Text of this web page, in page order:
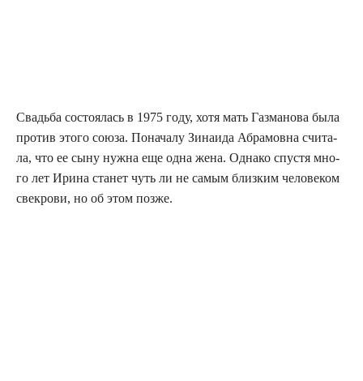
Сва­дьба состо­я­лась в 1975 году, хотя мать Газ­ма­но­ва была
про­тив это­го сою­за. Пона­ча­лу Зина­и­да Абра­мов­на счи­та­
ла, что ее сыну нуж­на еще одна жена. Одна­ко спу­стя мно­
го лет Ири­на ста­нет чуть ли не самым близ­ким чело­ве­ком
све­кро­ви, но об этом позже.